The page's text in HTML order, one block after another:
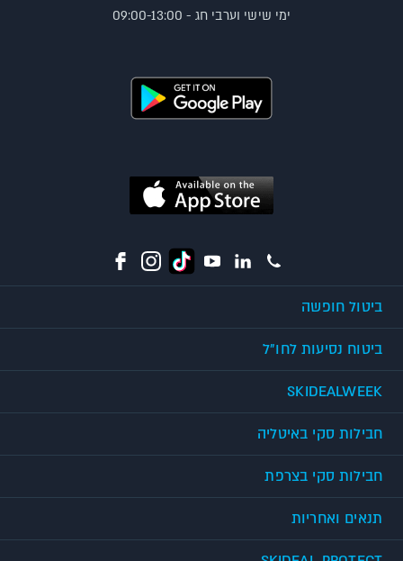
ימי שישי וערבי חג - 09:00-13:00
ביטול חופשה
ביטוח נסיעות לחו"ל
SKIDEALWEEK
חבילות סקי באיטליה
חבילות סקי בצרפת
תנאים ואחריות